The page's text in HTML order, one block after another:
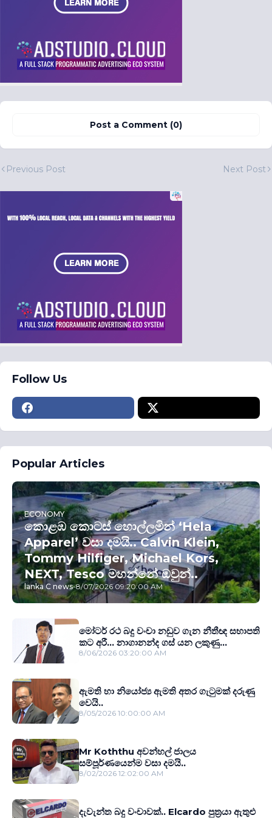
Post a Comment (0)
Previous Post Next Post
Follow Us
Popular Articles
ECONOMY
කොළඹ කොටස් හොල්ලමින් ‘Hela
Apparel’ වසා දමයි.. Calvin Klein,
Tommy Hilfiger, Michael Kors,
NEXT, Tesco මහන්නේ ඔවුන්..
lanka C news-8/07/2026 09:20:00 AM
මෝටර් රථ බදු වංචා නඩුව ගැන නීතීඥ සභාපති
කට අරී... නාගානන්ද ගස් යන ලකුණු...
8/06/2026 03:20:00 AM
ඇමති හා නියෝජ්‍ය ඇමති අතර ගැටුමක් දරුණු
වෙයි..
8/05/2026 10:00:00 AM
Mr Koththu අවන්හල් ජාලය
සම්පූර්ණයෙන්ම වසා දමයි..
8/02/2026 12:02:00 AM
දැවැන්ත බදු වංචාවක්.. Elcardo පුත‍්‍රයා ඇතුළු